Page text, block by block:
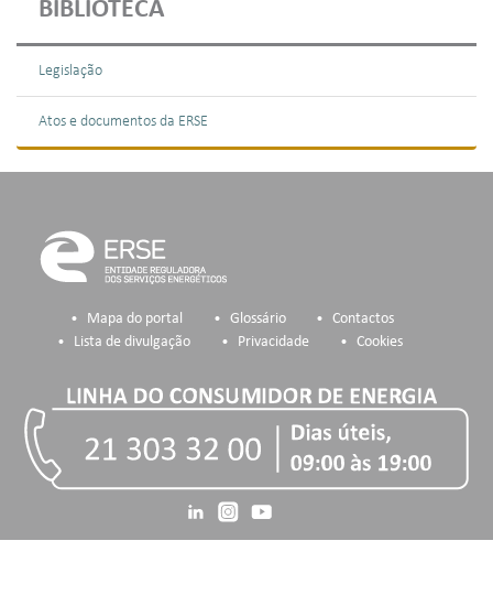
BIBLIOTECA
Legislação
Atos e documentos da ERSE
Mapa do portal Glossário
Contactos
Lista de divulgação
Privacidade Cookies